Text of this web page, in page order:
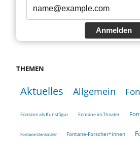
Anmelden
THEMEN
Aktuelles Allgemein
Fontane als Kunstfigur Fontane im Theater
Fontane-Denkmäler Fontane-Forscher*innen